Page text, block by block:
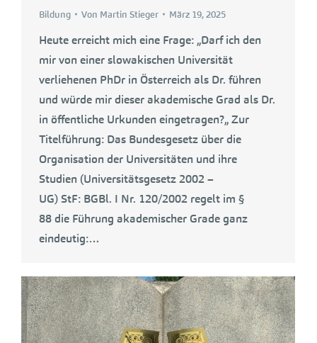
Bildung Von Martin Stieger März 19, 2025
Heute erreicht mich eine Frage: „Darf ich den
mir von einer slowakischen Universität
verliehenen PhDr in Österreich als Dr. führen
und würde mir dieser akademische Grad als Dr.
in öffentliche Urkunden eingetragen?„ Zur
Titelführung: Das Bundesgesetz über die
Organisation der Universitäten und ihre
Studien (Universitätsgesetz 2002 –
UG) StF: BGBl. I Nr. 120/2002 regelt im §
88 die Führung akademischer Grade ganz
eindeutig:…